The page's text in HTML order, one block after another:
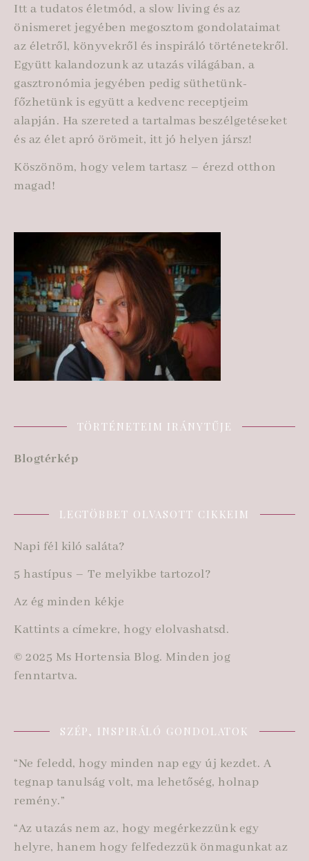
Itt a tudatos életmód, a slow living és az
önismeret jegyében megosztom gondolataimat
az életről, könyvekről és inspiráló történetekről.
Együtt kalandozunk az utazás világában, a
gasztronómia jegyében pedig süthetünk-
főzhetünk is együtt a kedvenc receptjeim
alapján. Ha szereted a tartalmas beszélgetéseket
és az élet apró örömeit, itt jó helyen jársz!
Köszönöm, hogy velem tartasz – érezd otthon
magad!
TÖRTÉNETEIM IRÁNYTŰJE
Blogtérkép
LEGTÖBBET OLVASOTT CIKKEIM
Napi fél kiló saláta?
5 hastípus – Te melyikbe tartozol?
Az ég minden kékje
Kattints a címekre, hogy elolvashatsd.
© 2025 Ms Hortensia Blog. Minden jog
fenntartva.
SZÉP, INSPIRÁLÓ GONDOLATOK
“Ne feledd, hogy minden nap egy új kezdet. A
tegnap tanulság volt, ma lehetőség, holnap
remény.”
“Az utazás nem az, hogy megérkezzünk egy
helyre, hanem hogy felfedezzük önmagunkat az